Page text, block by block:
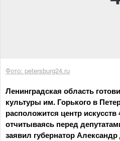
Фото: petersburg24.ru
Ленинградская область
культуры им. Горького в
расположится центр
отчитываясь перед
заявил губернатор